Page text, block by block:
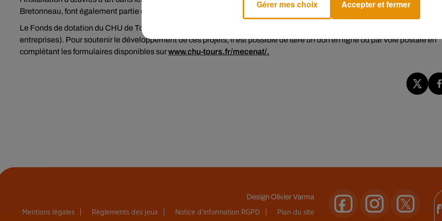
Bretonneau, font également partie des investissements qui ont été réalisés grâce à ce fonds de dotation.
Le Fonds de dotation du CHU de Tours rassemble désormais environ
entreprises). Pour soutenir le développement de ces projets, il est possible de faire un don en ligne ou par voie postale en
complétant les formulaires disponibles surwww.chu-tours.fr/mecenat/.
DesignOlivier Varma
Mentions légales Règlements des jeux Notice d’information RGPD Plan du site
Gérer mes choix Accepter et fermer